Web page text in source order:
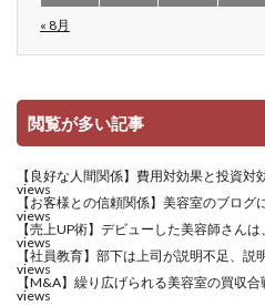
« 8月
閲覧が多い記事
【良好な人間関係】費用対効果と投資対
views
【お客様との信頼関係】美容室のブログ
views
【売上UP術】デビューした美容師さん
views
【社員教育】部下は上司が説明不足、説
views
【M&A】繰り広げられる美容室の買収
views